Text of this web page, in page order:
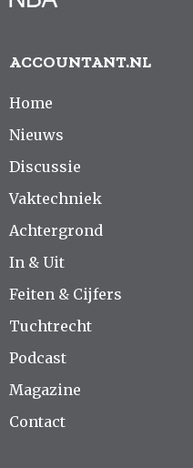
ACCOUNTANT.NL
Home
Nieuws
Discussie
Vaktechniek
Achtergrond
In & Uit
Feiten & Cijfers
Tuchtrecht
Podcast
Magazine
Contact